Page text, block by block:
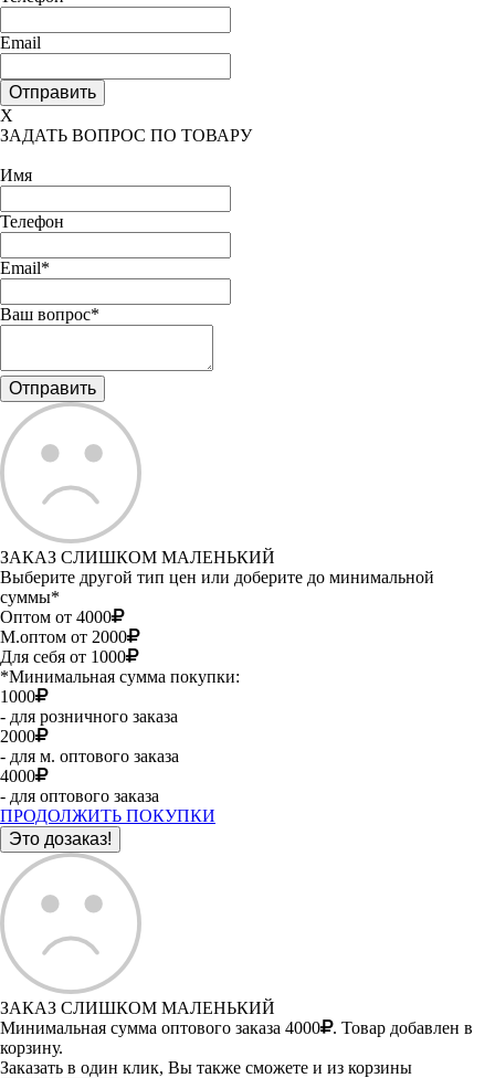
Email
X
ЗАДАТЬ ВОПРОС ПО ТОВАРУ
Имя
Телефон
Email*
Ваш вопрос*
ЗАКАЗ СЛИШКОМ МАЛЕНЬКИЙ
Выберите другой тип цен или доберите до минимальной
суммы*
Оптом от 4000
М.оптом от 2000
Для себя от 1000
*Минимальная сумма покупки:
1000
- для розничного заказа
2000
- для м. оптового заказа
4000
- для оптового заказа
ПРОДОЛЖИТЬ ПОКУПКИ
ЗАКАЗ СЛИШКОМ МАЛЕНЬКИЙ
Минимальная сумма оптового заказа 4000
. Товар добавлен в
корзину.
Заказать в один клик, Вы также сможете и из корзины